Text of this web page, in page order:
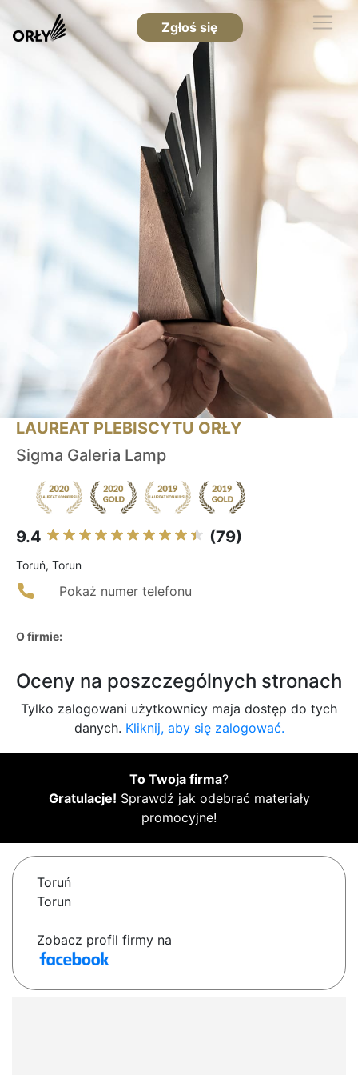
Zgłoś się
LAUREAT PLEBISCYTU ORŁY
Sigma Galeria Lamp
9.4 (79)
Toruń, Torun
Pokaż numer telefonu
O firmie:
Oceny na poszczególnych stronach
Tylko zalogowani użytkownicy maja dostęp do tych
danych. Kliknij, aby się zalogować.
To Twoja firma?
Gratulacje! Sprawdź jak odebrać materiały
promocyjne!
Toruń
Torun
Zobacz profil firmy na